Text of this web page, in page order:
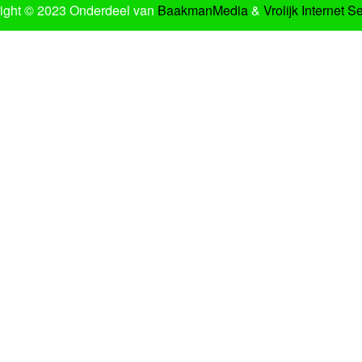
© 2023 Onderdeel van BaakmanMedia& Vrolijk Internet